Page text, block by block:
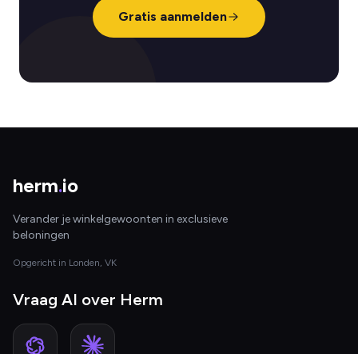
Gratis aanmelden
herm.io
Verander je winkelgewoonten in exclusieve
beloningen
Opgericht in Londen, VK
Vraag AI over Herm